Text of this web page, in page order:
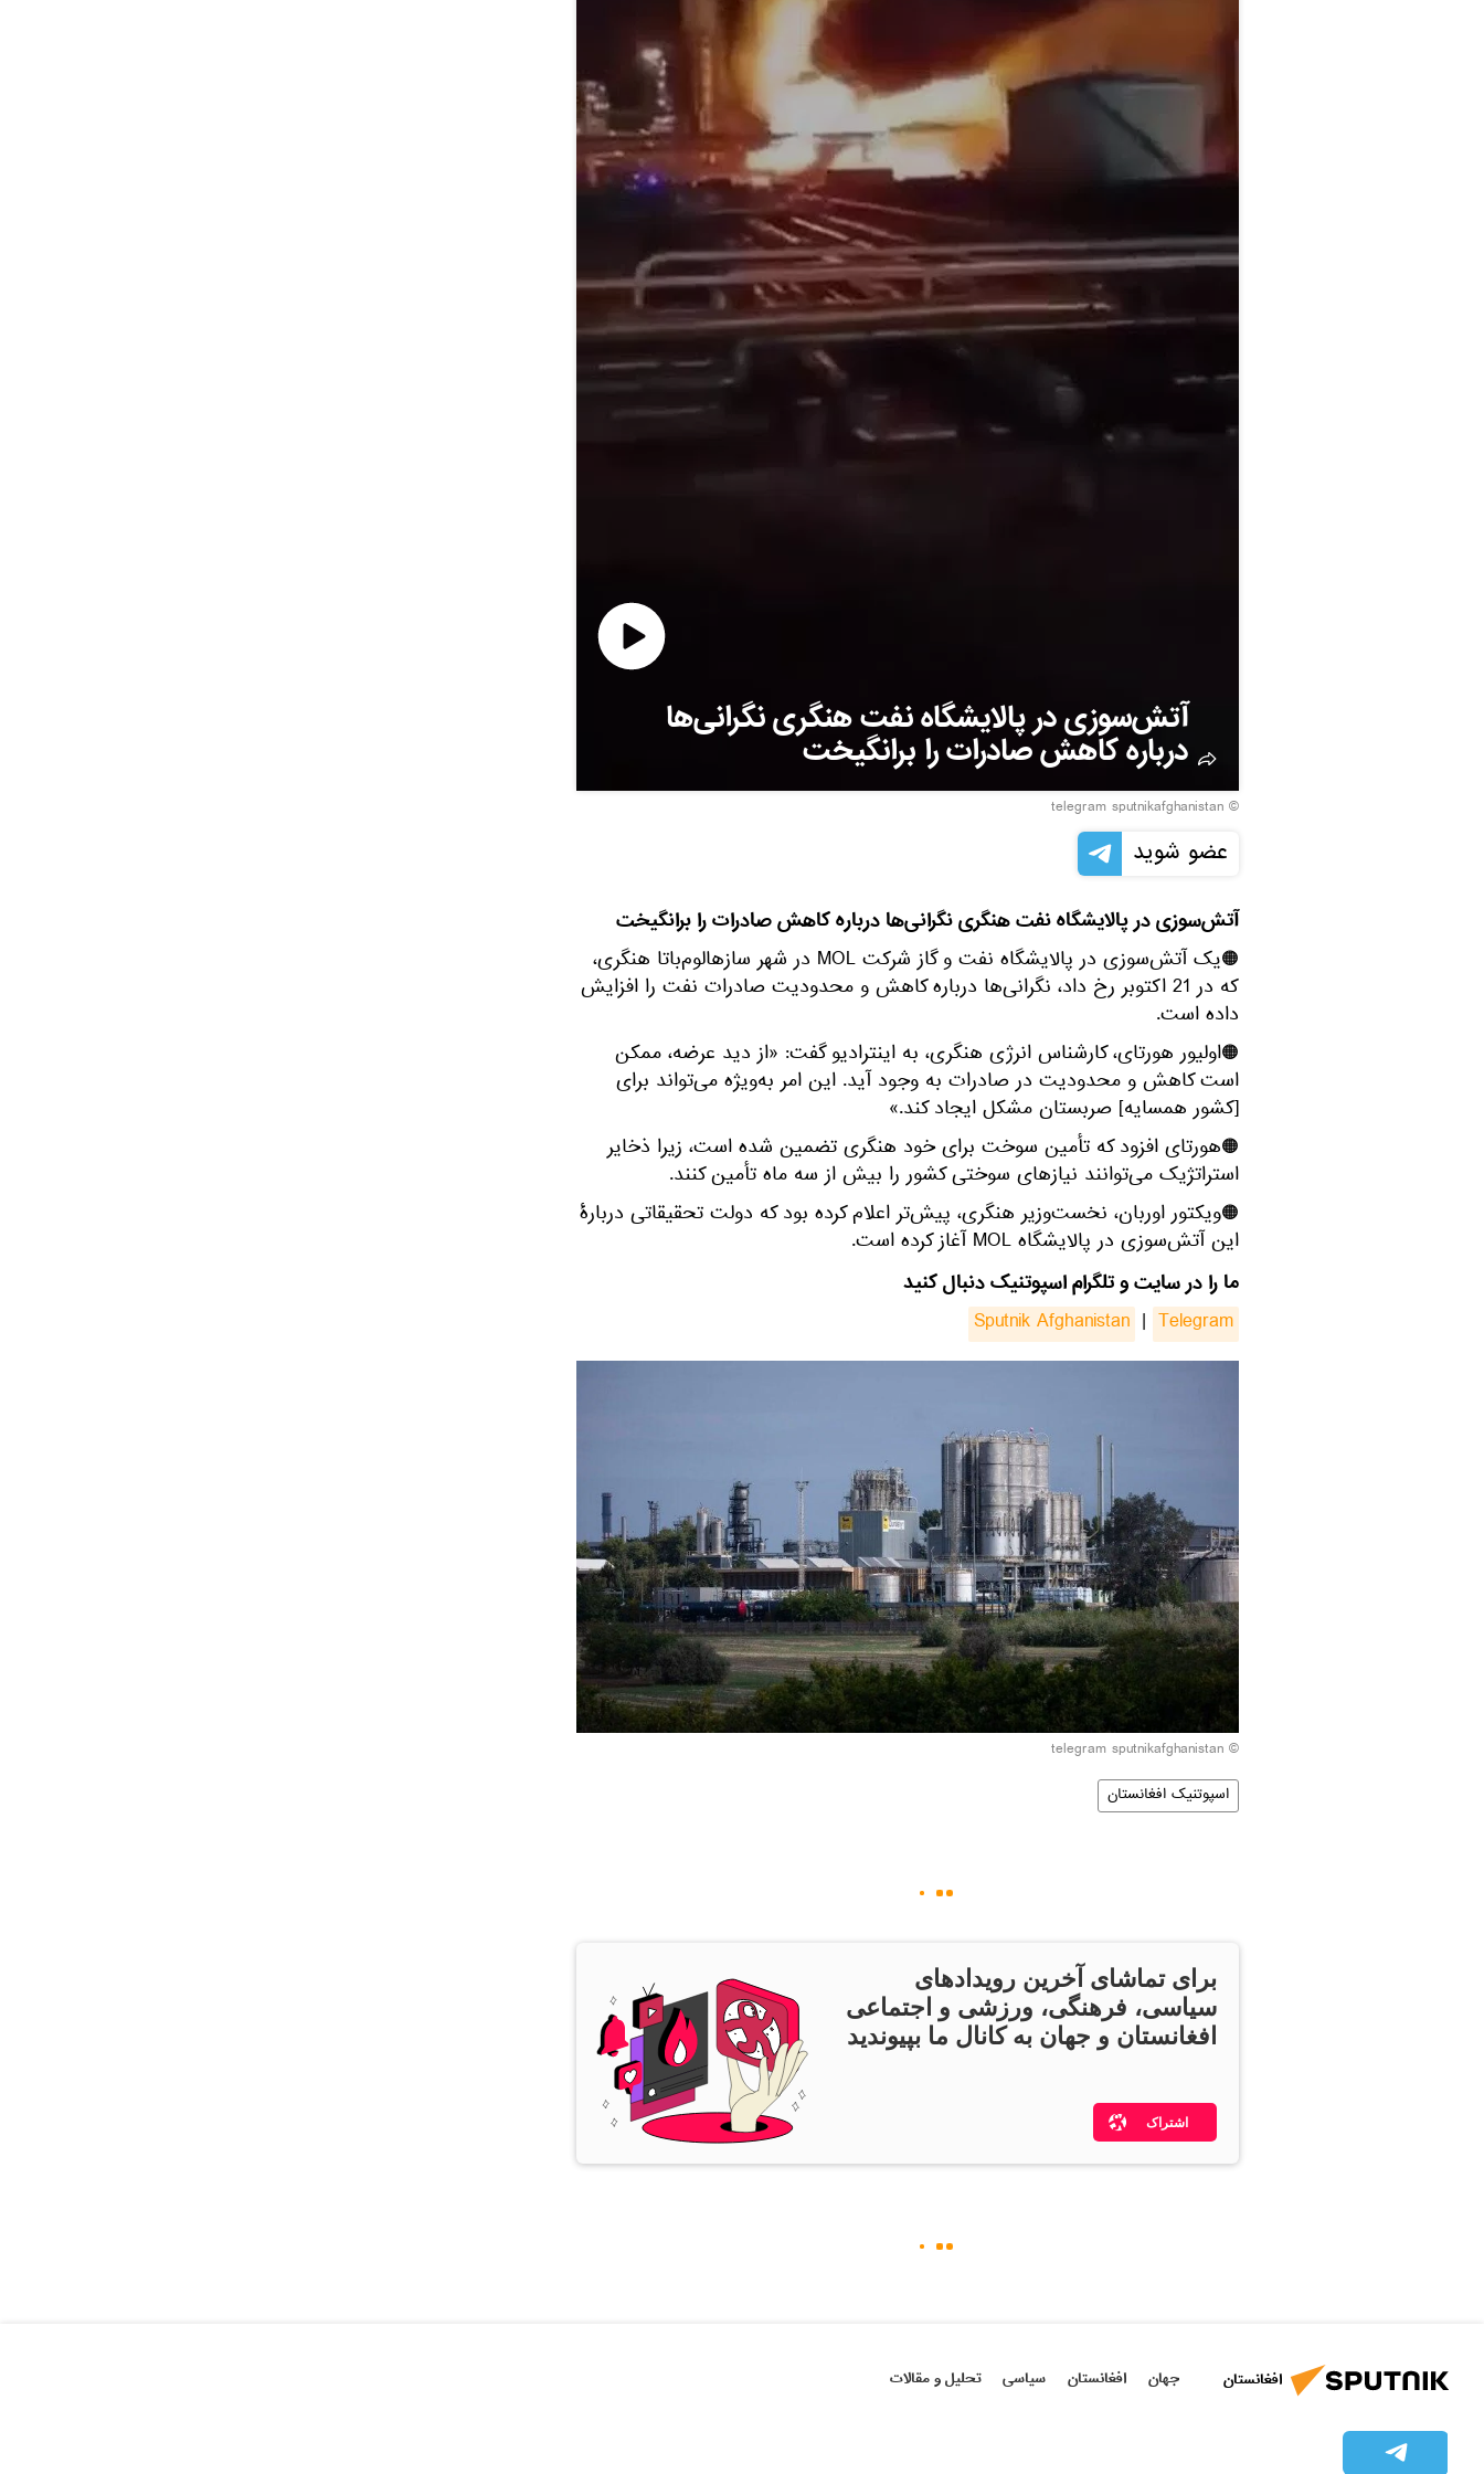
آتش‌سوزی در پالایشگاه نفت هنگری نگرانی‌ها
درباره کاهش صادرات را برانگیخت
© telegram sputnikafghanistan
عضو شوید
آتش‌سوزی در پالایشگاه نفت هنگری نگرانی‌ها درباره کاهش صادرات را برانگیخت
🟠یک آتش‌سوزی در پالایشگاه نفت و گاز شرکت MOL در شهر سازهالوم‌باتا هنگری،
که در 21 اکتوبر رخ داد، نگرانی‌ها درباره کاهش و محدودیت صادرات نفت را افزایش
داده است.
🟠اولیور هورتای، کارشناس انرژی هنگری، به اینترادیو گفت: «از دید عرضه، ممکن
است کاهش و محدودیت در صادرات به وجود آید. این امر به‌ویژه می‌تواند برای
[کشور همسایه] صربستان مشکل ایجاد کند.»
🟠هورتای افزود که تأمین سوخت برای خود هنگری تضمین شده است، زیرا ذخایر
استراتژیک می‌توانند نیازهای سوختی کشور را بیش از سه ماه تأمین کنند.
🟠ویکتور اوربان، نخست‌وزیر هنگری، پیش‌تر اعلام کرده بود که دولت تحقیقاتی دربارهٔ
این آتش‌سوزی در پالایشگاه MOL آغاز کرده است.
ما را در سایت و تلگرام اسپوتنیک دنبال کنید
Sputnik Afghanistan | Telegram
© telegram sputnikafghanistan
اسپوتنیک افغانستان
برای تماشای آخرین رویدادهای
سیاسی، فرهنگی، ورزشی و اجتماعی
افغانستان و جهان به کانال ما بپیوندید
اشتراک
افغانستان جهان افغانستان سیاسی تحلیل و مقالات